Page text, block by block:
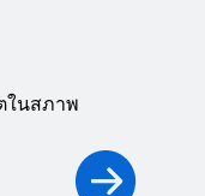
ในสภาพ